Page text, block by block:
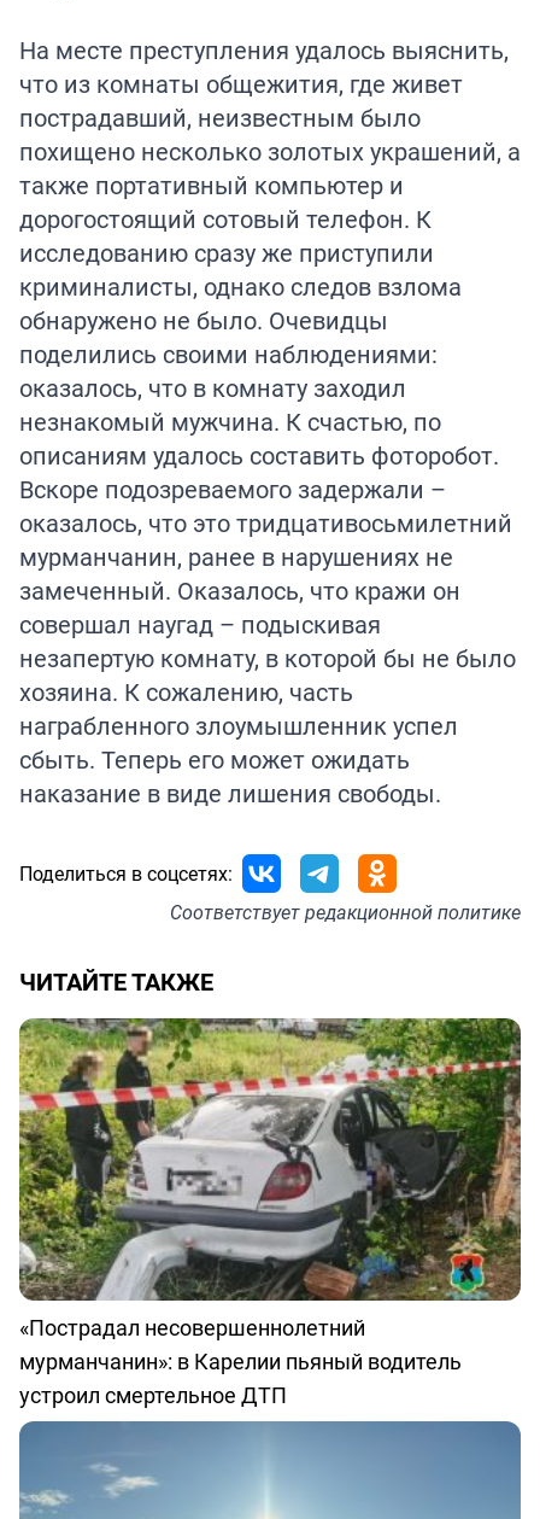
На месте преступления удалось выяснить,
что из комнаты общежития, где живет
пострадавший, неизвестным было
похищено несколько золотых украшений, а
также портативный компьютер и
дорогостоящий сотовый телефон. К
исследованию сразу же приступили
криминалисты, однако следов взлома
обнаружено не было. Очевидцы
поделились своими наблюдениями:
оказалось, что в комнату заходил
незнакомый мужчина. К счастью, по
описаниям удалось составить фоторобот.
Вскоре подозреваемого задержали –
оказалось, что это тридцативосьмилетний
мурманчанин, ранее в нарушениях не
замеченный. Оказалось, что кражи он
совершал наугад – подыскивая
незапертую комнату, в которой бы не было
хозяина. К сожалению, часть
награбленного злоумышленник успел
сбыть. Теперь его может ожидать
наказание в виде лишения свободы.
Поделиться в соцсетях:
Соответствуетредакционной политике
ЧИТАЙТЕ ТАКЖЕ
«Пострадал несовершеннолетний
мурманчанин»: в Карелии пьяный водитель
устроил смертельное ДТП